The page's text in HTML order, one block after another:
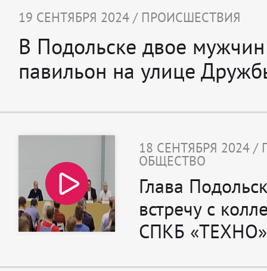
19 СЕНТЯБРЯ 2024 / ПРОИСШЕСТВИЯ
В Подольске двое
павильон на улице
18 СЕНТЯБРЯ 2024
ОБЩЕСТВО
Глава
встречу с
СПКБ «ТЕХНО»